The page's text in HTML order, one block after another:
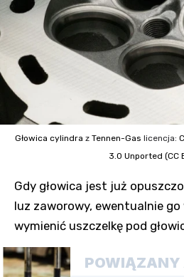
Głowica cylindra z Tennen-Gas licencja:
3.0 Unported (CC
Gdy głowica jest już
luz zaworowy, ewentualnie
wymienić uszczelkę pod